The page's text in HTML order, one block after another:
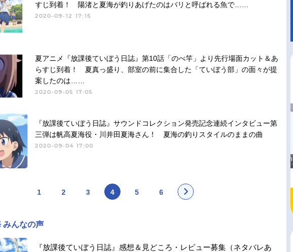
すじ到着！ 陽渚と夏海が釣りあげたのはバリと呼ばれる魚で……
2020-09-12 17:15
夏アニメ『放課後ていぼう日誌』第10話「のべ竿」より先行場面カット＆あ
らすじ到着！ 夏真っ盛り、部室の前に集合した「ていぼう部」の面々が提
案したのは……
2020-09-05 17:05
『放課後ていぼう日誌』サウンドコレクション発売記念連続インタビュー第
三弾は帆高夏海役・川井田夏海さん！ 夏海の釣りスタイルのままの曲
2020-09-04 17:00
1 2 3 4 5 6
みんなの声
『放課後ていぼう日誌』感想＆見どころ・レビュー募集（ネタバレあ
radio 大直会 2nd season